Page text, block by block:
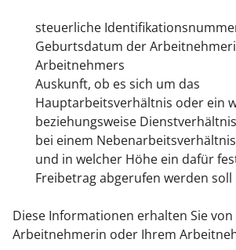
steuerliche
Geburtsdatum der
Arbeitnehmers
Auskunft, ob es sich um das
Hauptarbeitsverhältnis oder ein
beziehungsweise
bei einem
und in welcher Höhe ein dafür
Freibetrag abgerufen werden soll
Diese Informationen erhalten Sie
Arbeitnehmerin oder Ihrem